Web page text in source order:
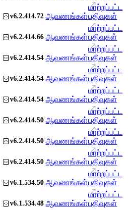
v6.2.414.72 ஆவணங்கள்
மாற்றப்பட்ட
பதிவுகள்
v6.2.414.66 ஆவணங்கள்
மாற்றப்பட்ட
பதிவுகள்
v6.2.414.54 ஆவணங்கள்
மாற்றப்பட்ட
பதிவுகள்
v6.2.414.54 ஆவணங்கள்
மாற்றப்பட்ட
பதிவுகள்
v6.2.414.54 ஆவணங்கள்
மாற்றப்பட்ட
பதிவுகள்
v6.2.414.50 ஆவணங்கள்
மாற்றப்பட்ட
பதிவுகள்
v6.2.414.50 ஆவணங்கள்
மாற்றப்பட்ட
பதிவுகள்
v6.2.414.50 ஆவணங்கள்
மாற்றப்பட்ட
பதிவுகள்
v6.1.534.50 ஆவணங்கள்
மாற்றப்பட்ட
பதிவுகள்
v6.1.534.48 ஆவணங்கள்
மாற்றப்பட்ட
பதிவுகள்